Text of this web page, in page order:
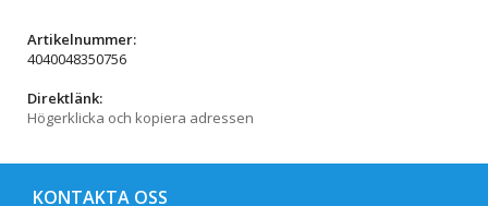
Artikelnummer:
4040048350756
Direktlänk:
Högerklicka och kopiera adressen
KONTAKTA OSS